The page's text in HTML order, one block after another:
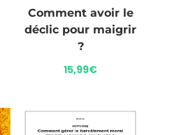
Comment avoir le
déclic pour maigrir
?
15,99€